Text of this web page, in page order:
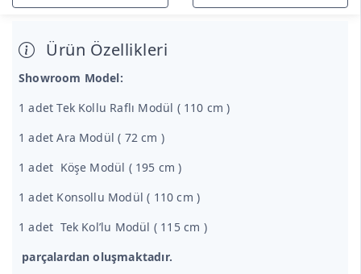
Ürün Özellikleri
Showroom Model:
1 adet Tek Kollu Raflı Modül ( 110 cm )
1 adet Ara Modül ( 72 cm )
1 adet Köşe Modül ( 195 cm )
1 adet Konsollu Modül ( 110 cm )
1 adet Tek Kol’lu Modül ( 115 cm )
parçalardan oluşmaktadır.